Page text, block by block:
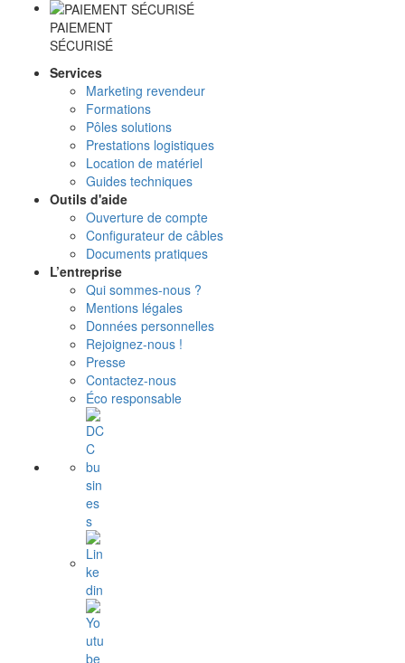
PAIEMENT
SÉCURISÉ
Services
Marketing revendeur
Formations
Pôles solutions
Prestations logistiques
Location de matériel
Guides techniques
Outils d'aide
Ouverture de compte
Configurateur de câbles
Documents pratiques
L’entreprise
Qui sommes-nous ?
Mentions légales
Données personnelles
Rejoignez-nous !
Presse
Contactez-nous
Éco responsable